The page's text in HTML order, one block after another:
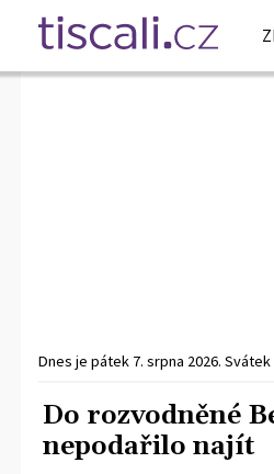
Dnes je pátek 7. srpna 2026. Svátek
Do rozvodněné
nepodařilo najít